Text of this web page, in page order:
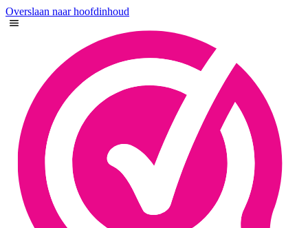
Overslaan naar hoofdinhoud